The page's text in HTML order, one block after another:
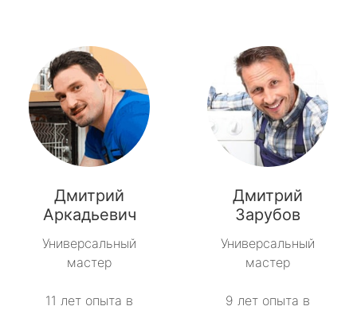
Дмитрий
Аркадьевич
Универсальный
мастер
11 лет опыта в
Дмитрий
Зарубов
Универсальный
мастер
9 лет опыта в